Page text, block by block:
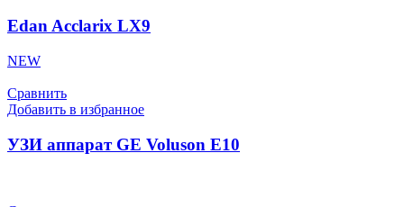
Edan Acclarix LX9
NEW
Сравнить
Добавить в избранное
УЗИ аппарат GE Voluson E10